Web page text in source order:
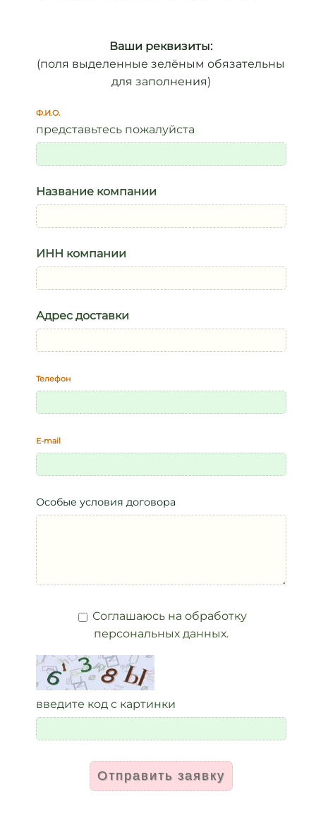
Ваши реквизиты:
(поля выделенные зелёным обязательны
для заполнения)
Ф.И.О.
представьтесь пожалуйста
Название компании
ИНН компании
Адрес доставки
Телефон
E-mail
Особые условия договора
Соглашаюсь на обработку
персональных данных.
введите код с картинки
Отправить заявку